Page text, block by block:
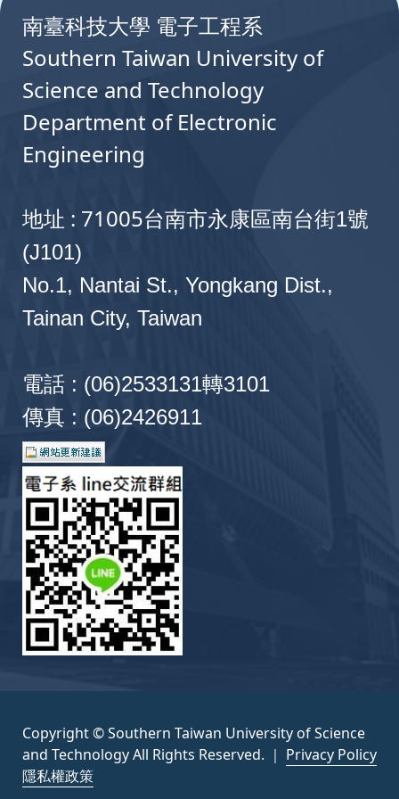
南臺科技大學 電子工程系
Southern Taiwan University of
Science and Technology
Department of Electronic
Engineering
地址 : 71005台南市永康區南台街1號
(J101)
No.1, Nantai St., Yongkang Dist.,
Tainan City, Taiwan
電話 : (06)2533131轉3101
傳真 : (06)2426911
Copyright © Southern Taiwan University of Science
and Technology All Rights Reserved. ｜ Privacy Policy
隱私權政策